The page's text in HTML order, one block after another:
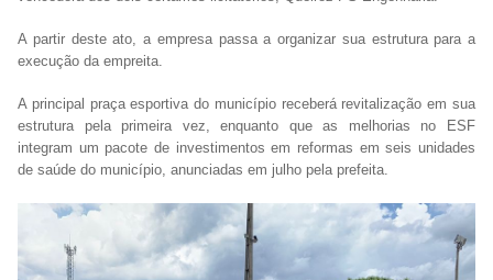
A partir deste ato, a empresa passa a organizar sua estrutura para a
execução da empreita.
A principal praça esportiva do município receberá revitalização em sua
estrutura pela primeira vez, enquanto que as melhorias no ESF
integram um pacote de investimentos em reformas em seis unidades
de saúde do município, anunciadas em julho pela prefeita.